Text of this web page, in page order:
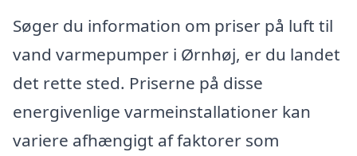
Søger du information om priser på luft til
vand varmepumper i Ørnhøj, er du landet
det rette sted. Priserne på disse
energivenlige varmeinstallationer kan
variere afhængigt af faktorer som